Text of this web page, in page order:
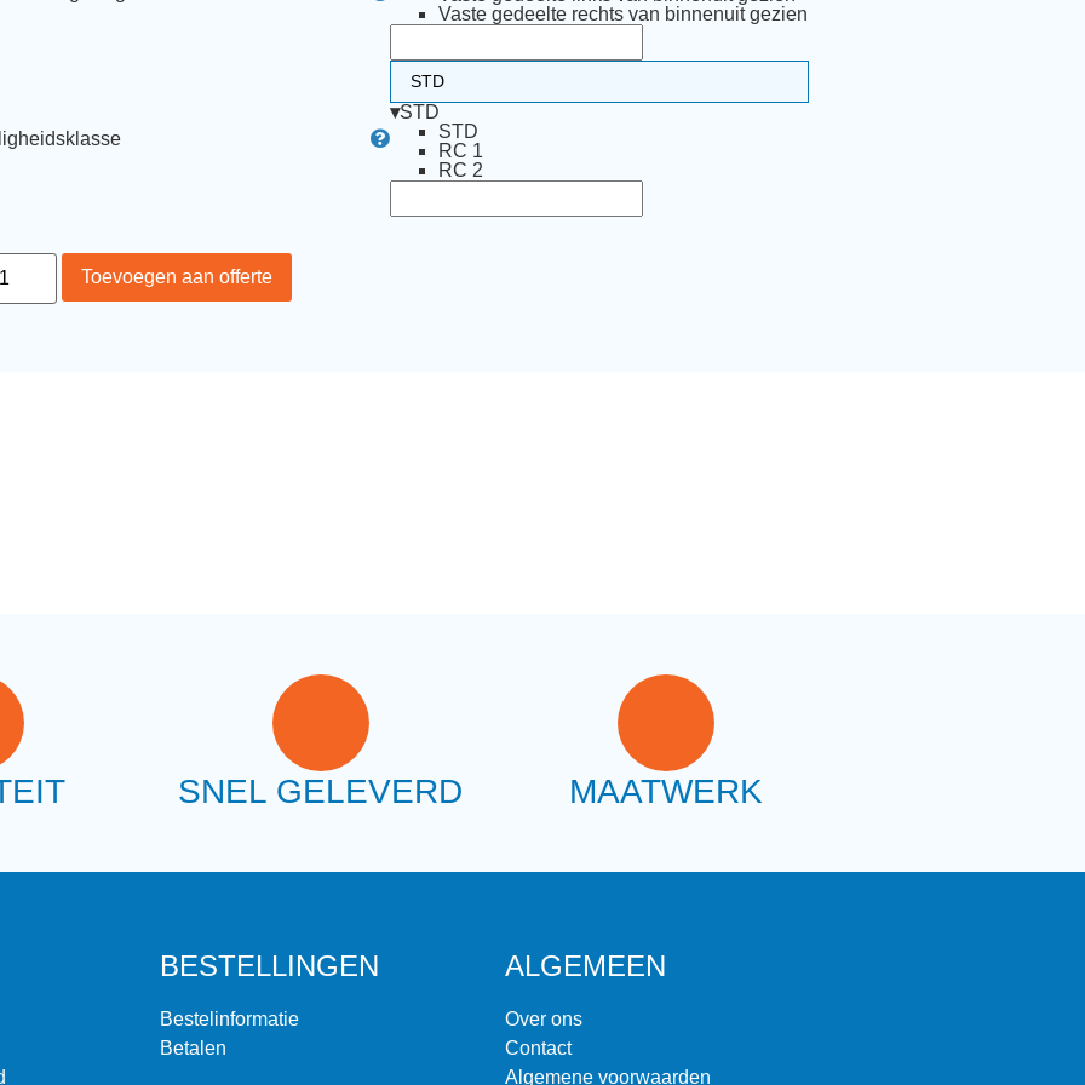
Vaste gedeelte rechts van binnenuit gezien
STD
▾
STD
RC 1
RC 2
Toevoegen aan offerte
SNEL GELEVERD MAATWERK
BESTELLINGEN
Bestelinformatie
Betalen
ALGEMEEN
Over ons
Contact
Algemene voorwaarden